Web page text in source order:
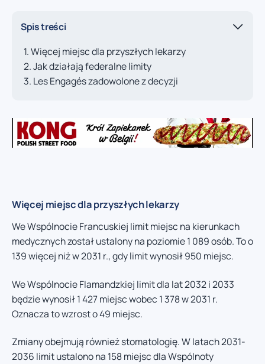
Spis treści
Więcej miejsc dla przyszłych lekarzy
Jak działają federalne limity
Les Engagés zadowolone z decyzji
Więcej miejsc dla przyszłych lekarzy
We Wspólnocie Francuskiej limit miejsc na kierunkach
medycznych został ustalony na poziomie 1 089 osób. To o
139 więcej niż w 2031 r., gdy limit wynosił 950 miejsc.
We Wspólnocie Flamandzkiej limit dla lat 2032 i 2033
będzie wynosił 1 427 miejsc wobec 1 378 w 2031 r.
Oznacza to wzrost o 49 miejsc.
Zmiany obejmują również stomatologię. W latach 2031-
2036 limit ustalono na 158 miejsc dla Wspólnoty